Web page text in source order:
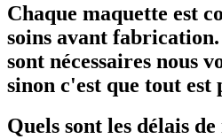
Chaque maquette est
soins avant
sont nécessaires nous
sinon c'est que tout est
Quels sont les délais